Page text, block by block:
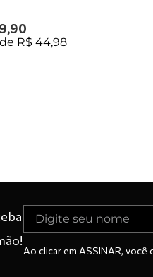
,90
R$ 44,98
Ao clicar em ASSINAR, você